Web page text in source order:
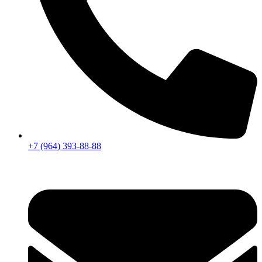
+7 (964) 393-88-88